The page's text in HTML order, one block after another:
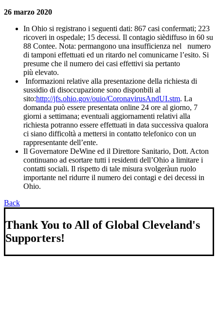
26 marzo 2020
In Ohio si registrano i seguenti dati: 867 casi confermati; 223
ricoveri in ospedale; 15 decessi. Il contagio sièdiffuso in 60 su
88 Contee. Nota: permangono una insufficienza nel numero
di tamponi effettuati ed un ritardo nel comunicarne l’esito. Si
presume che il numero dei casi effettivi sia pertanto
più elevato.
Informazioni relative alla presentazione della richiesta di
sussidio di disoccupazione sono disponbili al
sito:http://jfs.ohio.gov/ouio/CoronavirusAndUI.stm. La
domanda può essere presentata online 24 ore al giorno, 7
giorni a settimana; eventuali aggiornamenti relativi alla
richiesta potranno essere effettuati in data successiva qualora
ci siano difficoltà a mettersi in contatto telefonico con un
rappresentante dell’ente.
Il Governatore DeWine ed il Direttore Sanitario, Dott. Acton
continuano ad esortare tutti i residenti dell’Ohio a limitare i
contatti sociali. Il rispetto di tale misura svolgeràun ruolo
importante nel ridurre il numero dei contagi e dei decessi in
Ohio.
Back
Thank You to All of Global Cleveland's
Supporters!